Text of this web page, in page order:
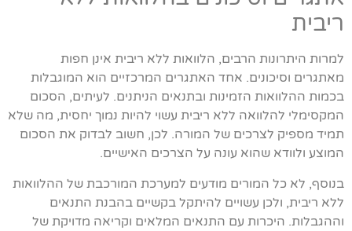
ריבית
למרות היתרונות הרבים, הלוואות ללא ריבית אינן חפות
מאתגרים וסיכונים. אחד האתגרים המרכזיים הוא המוגבלות
בכמות ההלוואות הזמינות ובתנאים הניתנים. לעיתים, הסכום
המקסימלי להלוואה ללא ריבית עשוי להיות נמוך יחסית, מה שלא
תמיד מספיק לצרכים של המורה. לכן, חשוב לבדוק את הסכום
המוצע ולוודא שהוא עונה על הצרכים האישיים.
בנוסף, לא כל המורים מודעים למערכת המורכבת של ההלוואות
ללא ריבית, ולכן עשויים להיתקל בקשיים בהבנת התנאים
וההגבלות. היכרות עם התנאים המלאים וקריאה מדויקת של